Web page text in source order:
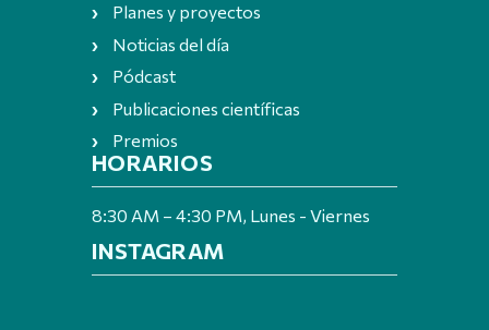
Planes y proyectos
Noticias del día
Pódcast
Publicaciones científicas
Premios
HORARIOS
8:30 AM – 4:30 PM, Lunes - Viernes
INSTAGRAM